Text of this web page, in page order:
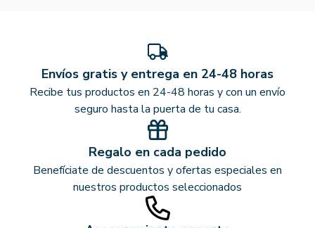
Envíos gratis y entrega en 24-48 horas
Recibe tus productos en 24-48 horas y con un envío
seguro hasta la puerta de tu casa.
Regalo en cada pedido
Benefíciate de descuentos y ofertas especiales en
nuestros productos seleccionados